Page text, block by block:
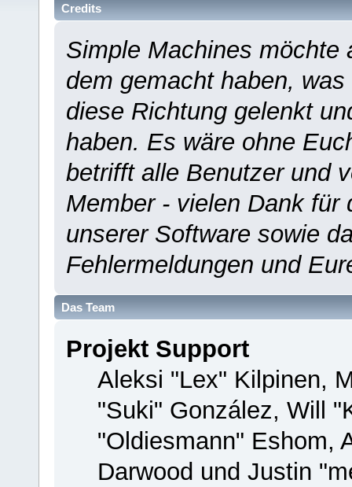
Credits
Simple Machines möchte
dem gemacht haben,
diese Richtung gelenkt
haben. Es wäre ohne
betrifft alle Benutzer und
Member - vielen Dank für
unserer Software sowie
Fehlermeldungen und
Das Team
Projekt Support
Aleksi "Lex" Kilpinen,
"Suki" González, Will
"Oldiesmann" Eshom,
Darwood und Justin